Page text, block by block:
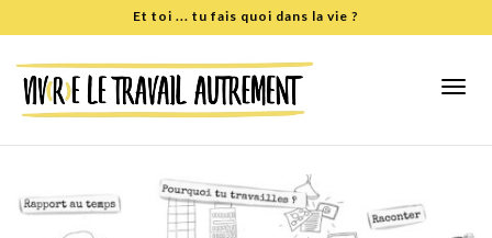
Et toi ... tu fais quoi dans la vie ?